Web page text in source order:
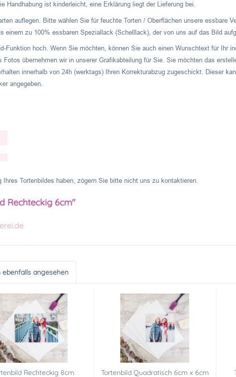
Handhabung ist kinderleicht, eine Erklärung liegt der Lieferung bei.
auflegen. Bitte wählen Sie für feuchte Torten / Oberflächen unsere essbare
einem zu 100% essbaren Speziallack (Schelllack), der von uns auf das Bild
Funktion hoch. Wenn Sie möchten, können Sie auch einen Wunschtext für Ihr
übernehmen wir in unserer Grafikabteilung für Sie. Sie möchten das
innerhalb von 24h (werktags) Ihren Korrekturabzug zugeschickt. Dieser
angegeben.
Ihres Tortenbildes haben, zögern Sie bitte nicht uns zu kontaktieren.
Rechteckig 6cm"
ebenfalls angesehen
Rechteckig 8cm Tortenbild Quadratisch 6cm x 6cm